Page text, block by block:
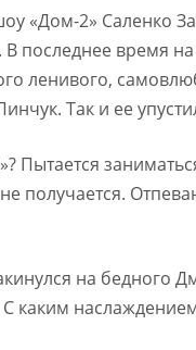
«Дом-2» Саленко
последнее время
ленивого,
Так и ее
Пытается
получается.
на бедного
каким